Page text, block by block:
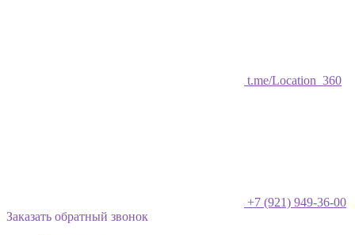
t.me/Location_360
+7 (921) 949-36-00
Заказать обратный звонок